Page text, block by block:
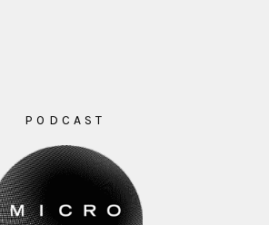
PODCAST